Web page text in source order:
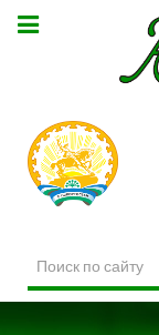
по
сайту